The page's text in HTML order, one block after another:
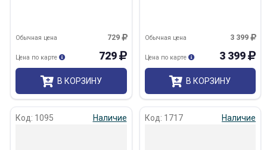
729
Обычная цена
729
Цена по карте
В КОРЗИНУ
3 399
Обычная цена
3 399
Цена по карте
В КОРЗИНУ
Код: 1095 Наличие Код: 1717 Наличие